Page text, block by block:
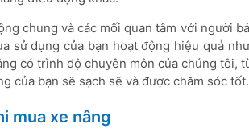
chung và các mối quan tâm với người
sử dụng của bạn hoạt động hiệu quả
có trình độ chuyên môn của chúng tôi,
của bạn sẽ sạch sẽ và được chăm sóc tốt.
mua xe nâng